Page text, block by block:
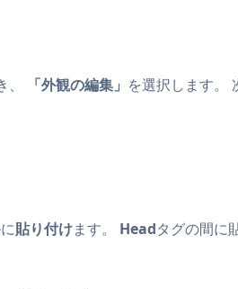
、 「外観の編集」 を選択します。
貼り付けます。 Headタグの間に